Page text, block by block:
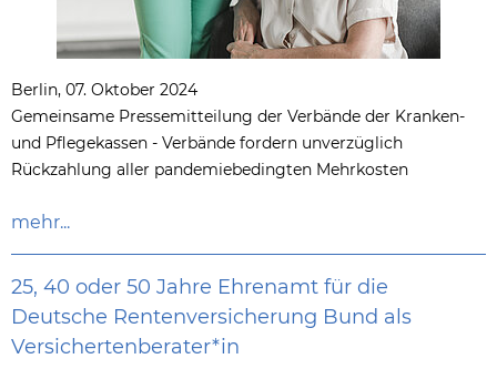
Berlin, 07. Oktober 2024
Gemeinsame Pressemitteilung der Verbände der Kranken-
und Pflegekassen - Verbände fordern unverzüglich
Rückzahlung aller pandemiebedingten Mehrkosten
mehr...
25, 40 oder 50 Jahre Ehrenamt für die
Deutsche Rentenversicherung Bund als
Versichertenberater*in